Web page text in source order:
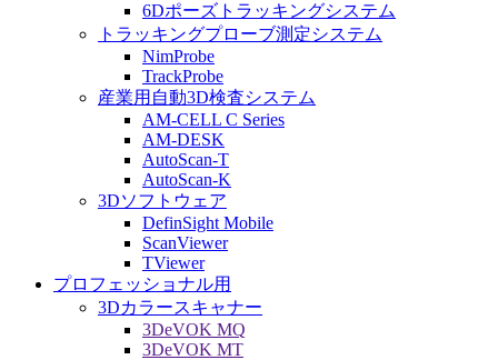
6Dポーズトラッキングシステム
トラッキングプローブ測定システム
NimProbe
TrackProbe
産業用自動3D検査システム
AM-CELL C Series
AM-DESK
AutoScan-T
AutoScan-K
3Dソフトウェア
DefinSight Mobile
ScanViewer
TViewer
プロフェッショナル用
3Dカラースキャナー
3DeVOK MQ
3DeVOK MT